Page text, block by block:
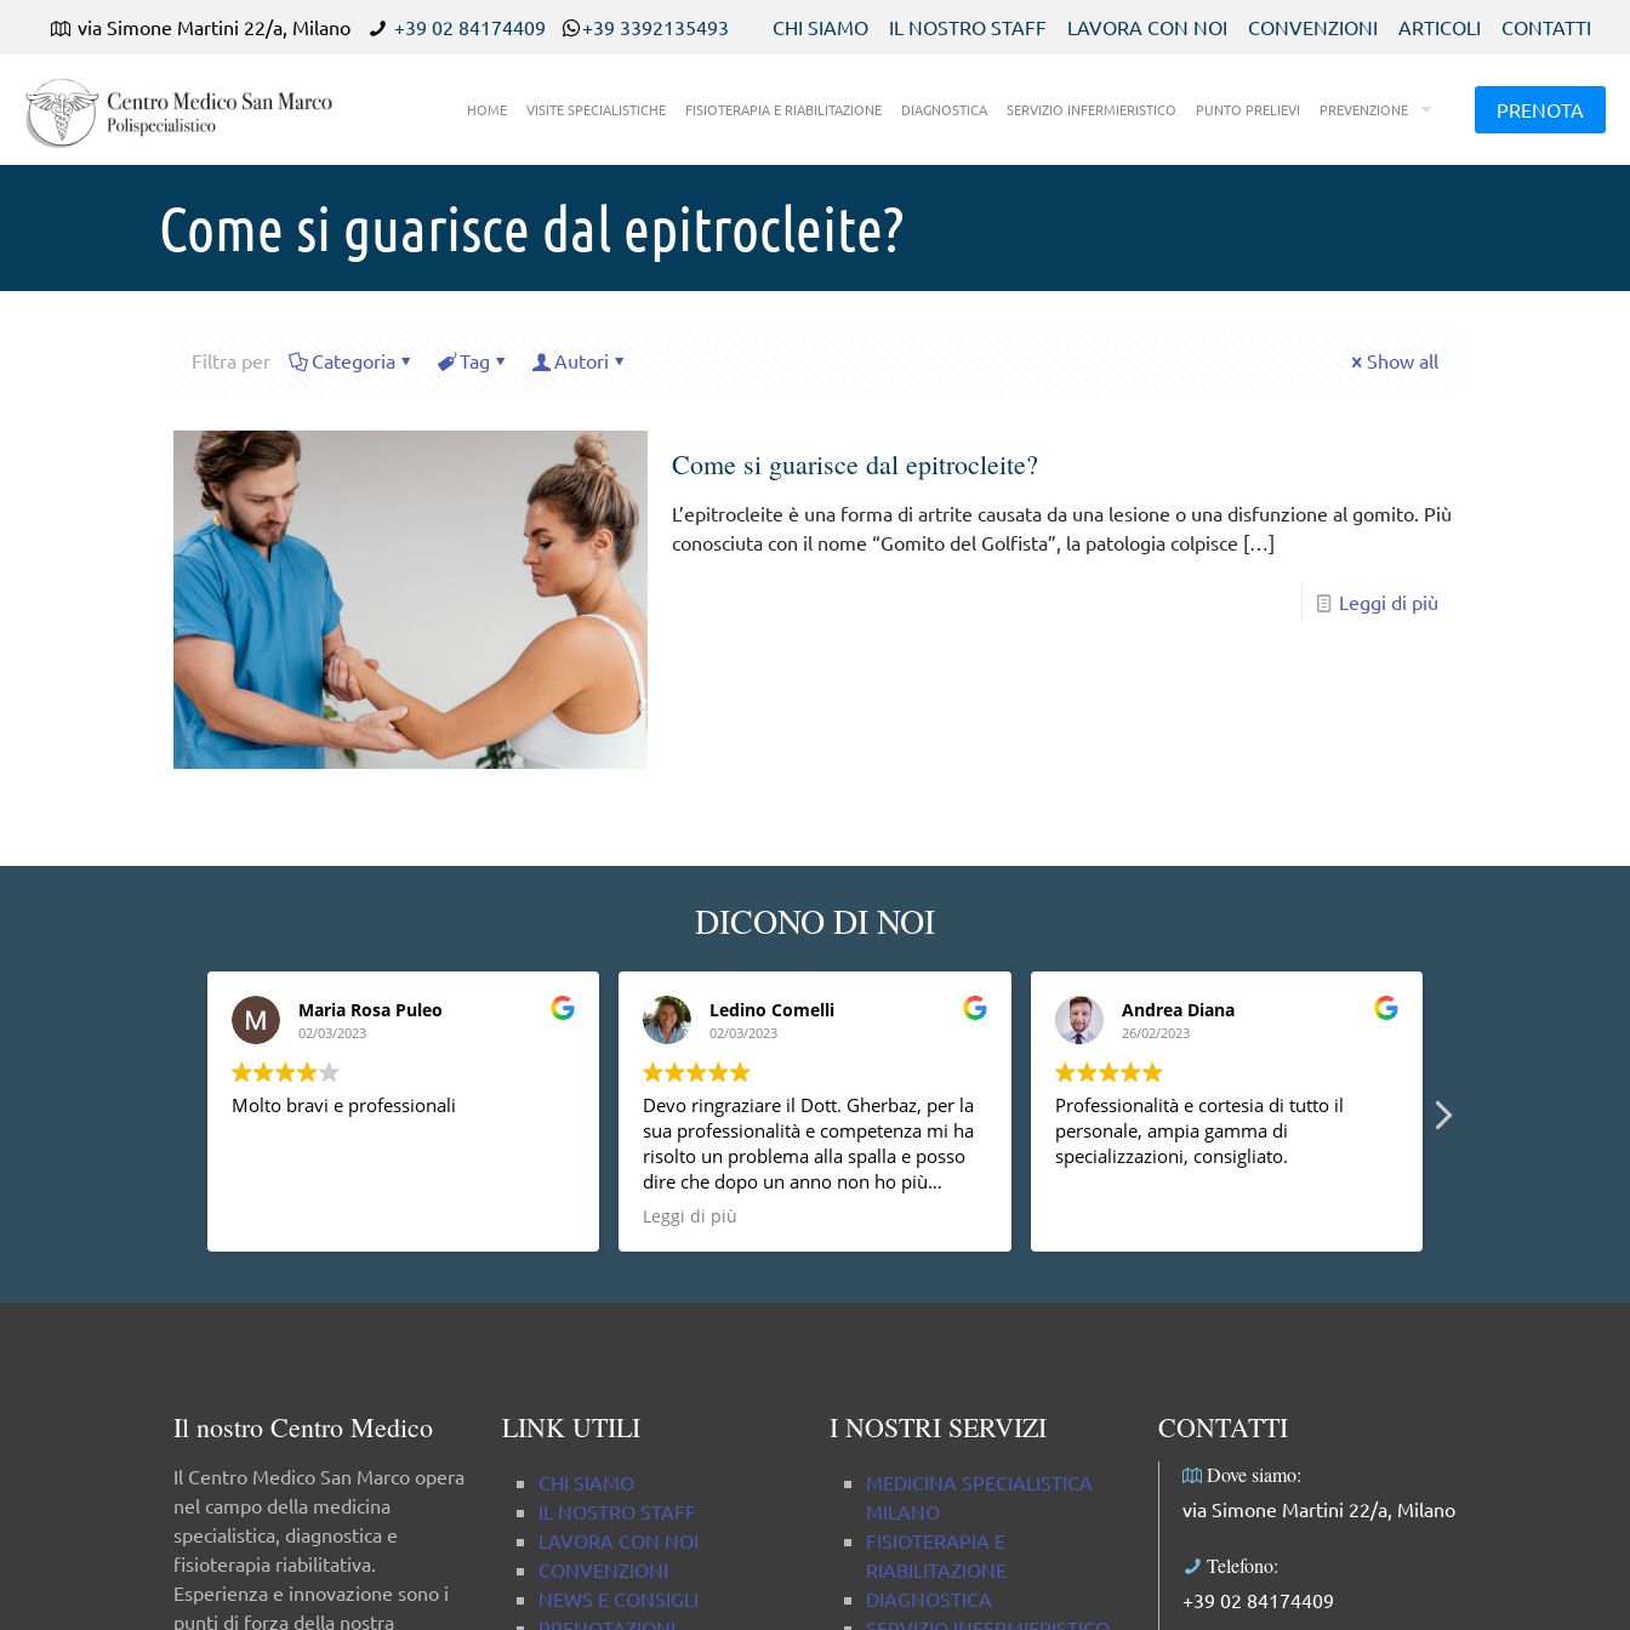
via Simone Martini 22/a, Milano +39 02 84174409 +39 3392135493 CHI SIAMO IL NOSTRO STAFF LAVORA CON NOI CONVENZIONI ARTICOLI CONTATTI
HOME VISITE SPECIALISTICHE FISIOTERAPIA E RIABILITAZIONE DIAGNOSTICA SERVIZIO INFERMIERISTICO PUNTO PRELIEVI PREVENZIONE PRENOTA
Come si guarisce dal epitrocleite?
Filtra per Categoria Tag Autori Show all
Come si guarisce dal epitrocleite?
L’epitrocleite è una forma di artrite causata da una lesione o una disfunzione al gomito. Più
conosciuta con il nome “Gomito del Golfista”, la patologia colpisce […]
Leggi di più
DICONO DI NOI
Maria Rosa Puleo
02/03/2023
Molto bravi e professionali
Ledino Comelli
02/03/2023
Devo ringraziare il Dott. Gherbaz, per la
sua professionalità e competenza mi ha
risolto un problema alla spalla e posso
dire che dopo un anno non ho più
nessun dolore, vorrei anche dire che è
una persona molto disponibile cosa non
da tutti.
Leggi di più
Andrea Diana
26/02/2023
Professionalità e cortesia di tutto il
personale, ampia gamma di
specializzazioni, consigliato.
Il nostro Centro Medico
Il Centro Medico San Marco opera
nel campo della medicina
specialistica, diagnostica e
fisioterapia riabilitativa.
Esperienza e innovazione sono i
punti di forza della nostra
LINK UTILI
CHI SIAMO
IL NOSTRO STAFF
LAVORA CON NOI
CONVENZIONI
NEWS E CONSIGLI
I NOSTRI SERVIZI
MEDICINA SPECIALISTICA
MILANO
FISIOTERAPIA E
RIABILITAZIONE
DIAGNOSTICA
CONTATTI
Dove siamo:
via Simone Martini 22/a, Milano
Telefono:
+39 02 84174409